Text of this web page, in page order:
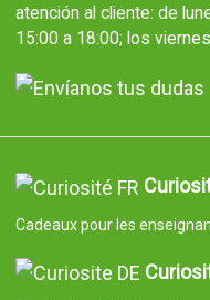
atención al cliente: de
15:00 a 18:00; los
Cadeaux pour les